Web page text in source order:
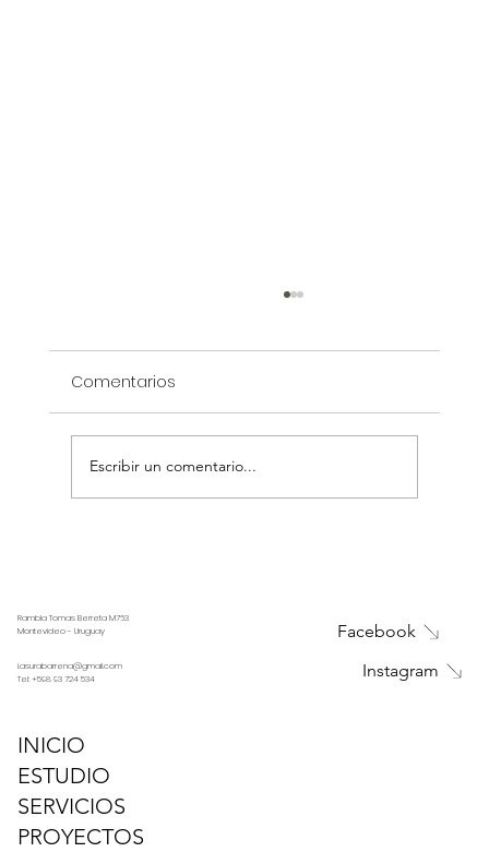
Comentarios
Escribir un comentario...
i.asurabarrena@gmail.com
Tel:+598 93 724 534
Rambla Tomas Berreta M763
Montevideo - Uruguay
INICIO
ESTUDIO
SERVICIOS
PROYECTOS
Facebook
Instagram